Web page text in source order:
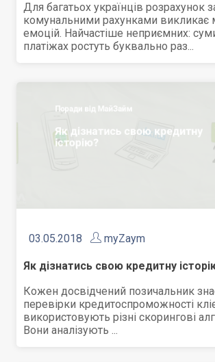
Для багатьох українців розрахунок
комунальними рахунками викликає
емоцій. Найчастіше неприємних:
платіжах ростуть буквально раз...
03.05.2018 myZaym
Як дізнатись свою кредитну
Кожен досвідчений позичальник
перевірки кредитоспроможності
використовують різні скорингові
Вони аналізують ...